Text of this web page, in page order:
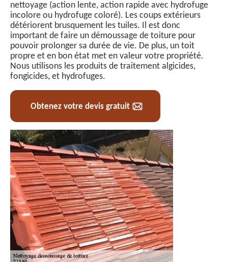
nettoyage (action lente, action rapide avec hydrofuge
incolore ou hydrofuge coloré). Les coups extérieurs
détériorent brusquement les tuiles. Il est donc
important de faire un démoussage de toiture pour
pouvoir prolonger sa durée de vie. De plus, un toit
propre et en bon état met en valeur votre propriété.
Nous utilisons les produits de traitement algicides,
fongicides, et hydrofuges.
Obtenez votre devis gratuit